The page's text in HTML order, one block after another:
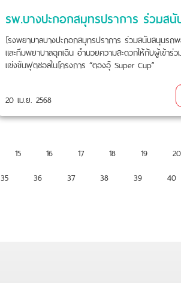
โรงพยาบาลบางปะกอกสมุทรปราการ ร่วมสนับสนุนรถ
และทีมพยาบาลฉุกเฉิน อำนวยความสะดวกให้กับผู้เข้าร่
แข่งขันฟุตซอลในโครงการ “ตองอุ๊ Super Cup”
20 เม.ย. 2568
15 16 17 18 19
20
35 36 37 38 39
40